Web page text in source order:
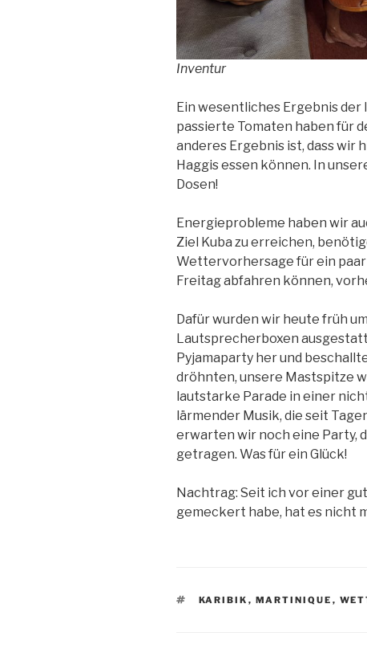
Inventur
Ein wesentliches Ergebnis der
passierte Tomaten haben für
anderes Ergebnis ist, dass wir
Haggis essen können. In
Dosen!
Energieprobleme haben wir
Ziel Kuba zu erreichen,
Wettervorhersage für ein
Freitag abfahren können,
Dafür wurden wir heute früh
Lautsprecherboxen
Pyjamaparty her und
dröhnten, unsere Mastspitze
lautstarke Parade in einer
lärmender Musik, die seit
erwarten wir noch eine Party,
getragen. Was für ein Glück!
Nachtrag: Seit ich vor einer
gemeckert habe, hat es nicht
SCHLAGWÖRTER
KARIBIK , MARTINIQUE ,